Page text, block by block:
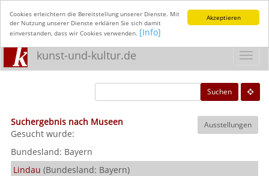
Akzeptieren
Cookies erleichtern die Bereitstellung unserer Dienste. Mit
der Nutzung unserer Dienste erklären Sie sich damit
einverstanden, dass wir Cookies verwenden. [Info]
kunst-und-kultur.de
Suchen
Suchergebnis nach Museen Ausstellungen
Gesucht wurde:
Bundesland: Bayern
Lindau (Bundesland: Bayern)